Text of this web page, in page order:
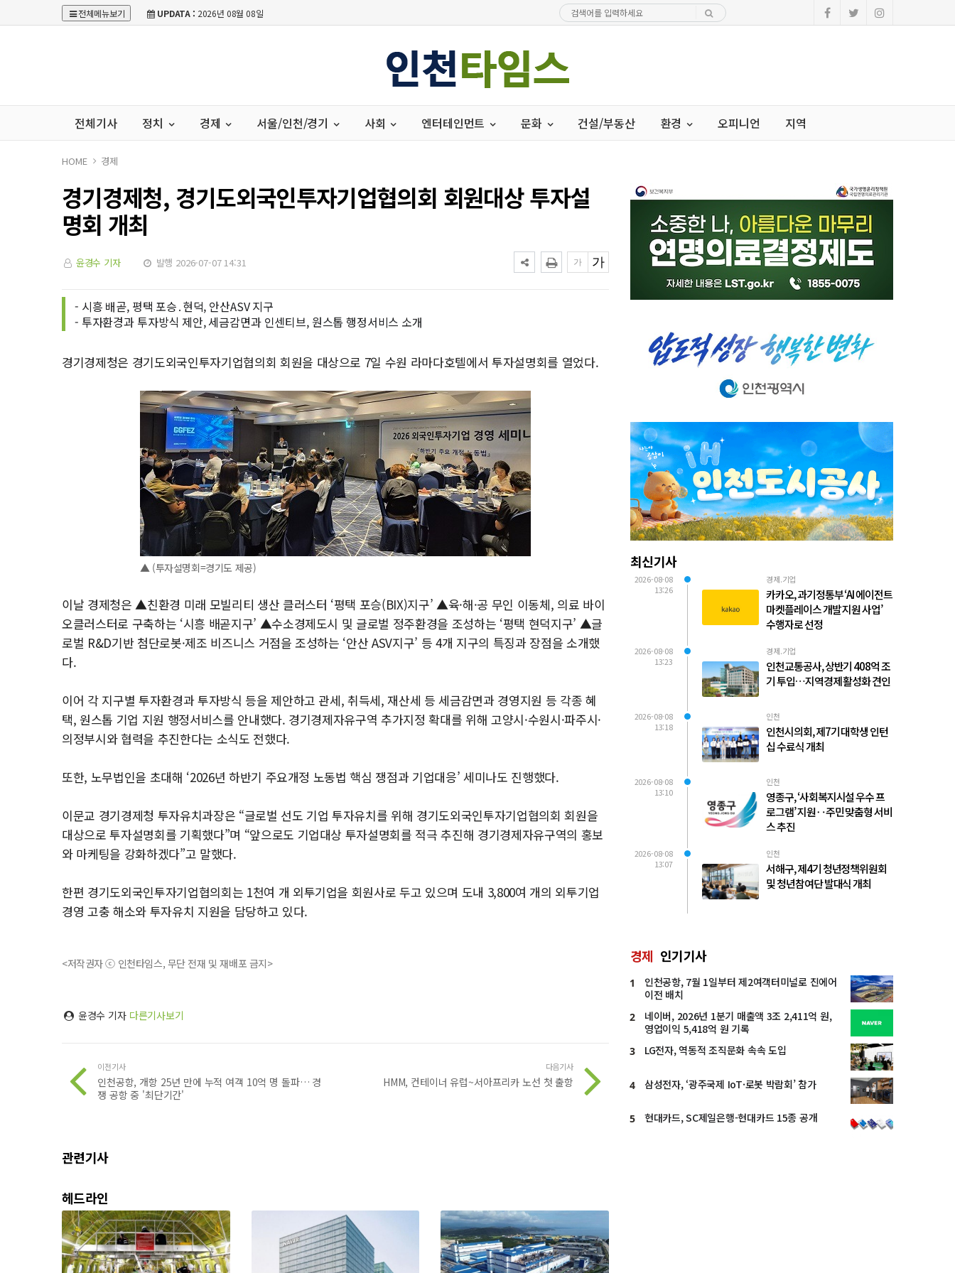
전체메뉴보기 UPDATA : 2026년 08월 08일
전체기사 정치 경제 서울/인천/경기 사회 엔터테인먼트 문화 건설/부동산 환경 오피니언 지역
HOME 경제
경기경제청, 경기도외국인투자기업협의회 회원대상 투자설
명회 개최
윤경수 기자 발행 2026-07-07 14:31
- 시흥 배곧, 평택 포승․현덕, 안산ASV 지구
- 투자환경과 투자방식 제안, 세금감면과 인센티브, 원스톱 행정서비스 소개
경기경제청은 경기도외국인투자기업협의회 회원을 대상으로 7일 수원 라마다호텔에서 투자설명회를 열었다.
▲ (투자설명회=경기도 제공)
이날 경제청은 ▲친환경 미래 모빌리티 생산 클러스터 ‘평택 포승(BIX)지구’ ▲육·해·공 무인 이동체, 의료 바이
오클러스터로 구축하는 ‘시흥 배곧지구’ ▲수소경제도시 및 글로벌 정주환경을 조성하는 ‘평택 현덕지구’ ▲글
로벌 R&D기반 첨단로봇·제조 비즈니스 거점을 조성하는 ‘안산 ASV지구’ 등 4개 지구의 특징과 장점을 소개했
다.
이어 각 지구별 투자환경과 투자방식 등을 제안하고 관세, 취득세, 재산세 등 세금감면과 경영지원 등 각종 혜
택, 원스톱 기업 지원 행정서비스를 안내했다. 경기경제자유구역 추가지정 확대를 위해 고양시·수원시·파주시·
의정부시와 협력을 추진한다는 소식도 전했다.
또한, 노무법인을 초대해 ‘2026년 하반기 주요개정 노동법 핵심 쟁점과 기업대응’ 세미나도 진행했다.
이문교 경기경제청 투자유치과장은 “글로벌 선도 기업 투자유치를 위해 경기도외국인투자기업협의회 회원을
대상으로 투자설명회를 기획했다”며 “앞으로도 기업대상 투자설명회를 적극 추진해 경기경제자유구역의 홍보
와 마케팅을 강화하겠다”고 말했다.
한편 경기도외국인투자기업협의회는 1천여 개 외투기업을 회원사로 두고 있으며 도내 3,800여 개의 외투기업
경영 고충 해소와 투자유치 지원을 담당하고 있다.
<저작권자 ⓒ 인천타임스, 무단 전재 및 재배포 금지>
윤경수 기자 다른기사보기
이전기사
인천공항, 개항 25년 만에 누적 여객 10억 명 돌파… 경
쟁 공항 중 '최단기간'
다음기사
HMM, 컨테이너 유럽~서아프리카 노선 첫 출항
관련기사
헤드라인
최신기사
2026-08-08
13:26
경제.기업
카카오, 과기정통부 ‘AI 에이전트
마켓플레이스 개발 지원 사업’
수행자로 선정
2026-08-08
13:23
경제.기업
인천교통공사, 상반기 408억 조
기 투입…지역경제 활성화 견인
2026-08-08
13:18
인천
인천시의회, 제7기 대학생 인턴
십 수료식 개최
2026-08-08
13:10
인천
영종구, ‘사회복지시설 우수 프
로그램’ 지원‥주민 맞춤형 서비
스 추진
2026-08-08
13:07
인천
서해구, 제4기 청년정책위원회
및 청년참여단 발대식 개최
경제 인기기사
1
인천공항, 7월 1일부터 제2여객터미널로 진에어
이전 배치
2
네이버, 2026년 1분기 매출액 3조 2,411억 원,
영업이익 5,418억 원 기록
3 LG전자, 역동적 조직문화 속속 도입
4 삼성전자, ‘광주국제 IoT·로봇 박람회’ 참가
5 현대카드, SC제일은행-현대카드 15종 공개